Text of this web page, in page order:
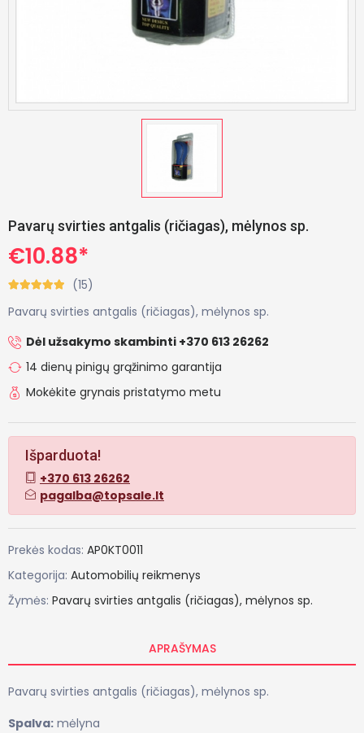
Pavarų svirties antgalis (ričiagas), mėlynos sp.
€10.88*
(15)
Pavarų svirties antgalis (ričiagas), mėlynos sp.
Dėl užsakymo skambinti +370 613 26262
14 dienų pinigų grąžinimo garantija
Mokėkite grynais pristatymo metu
Išparduota!
+370 613 26262
pagalba@topsale.lt
Prekės kodas: AP0KT0011
Kategorija: Automobilių reikmenys
Žymės: Pavarų svirties antgalis (ričiagas), mėlynos sp.
APRAŠYMAS
Pavarų svirties antgalis (ričiagas), mėlynos sp.
Spalva: mėlyna